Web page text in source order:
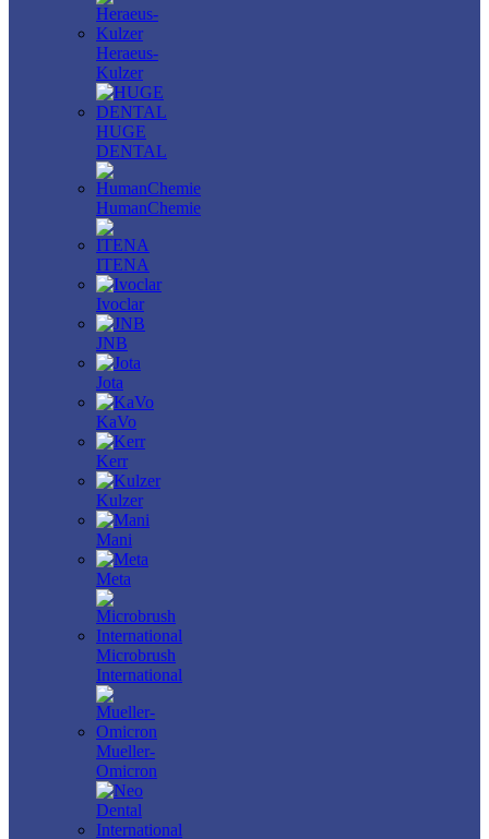
Heraeus-
Kulzer
HUGE
DENTAL
HumanChemie
ITENA
Ivoclar
JNB
Jota
KaVo
Kerr
Kulzer
Mani
Meta
Microbrush
International
Mueller-
Omicron